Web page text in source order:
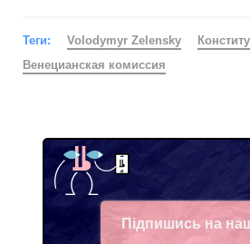
Теги: Volodymyr Zelensky
Венецианская комиссия
Підпишись на
Facebook